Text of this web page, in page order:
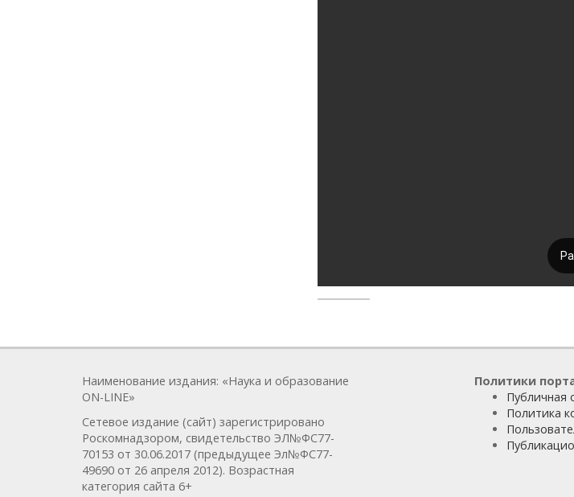
Наименование издания: «Наука и образование
ON-LINE»
Сетевое издание (сайт) зарегистрировано
Роскомнадзором, свидетельство ЭЛ№ФС77-
70153 от 30.06.2017 (предыдущее Эл№ФC77-
49690 от 26 апреля 2012). Возрастная
категория сайта 6+
Политики
Публичная
Политика